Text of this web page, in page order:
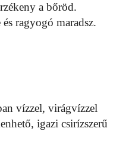
a bőröd.
ragyogó maradsz.
vízzel, virágvízzel
igazi csirízszerű